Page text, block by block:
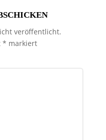
veröffentlicht.
* markiert